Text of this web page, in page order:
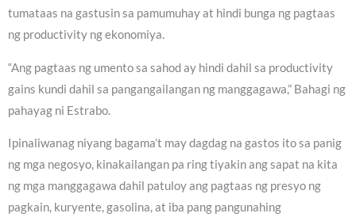
tumataas na gastusin sa pamumuhay at hindi bunga ng pagtaas
ng productivity ng ekonomiya.
“Ang pagtaas ng umento sa sahod ay hindi dahil sa productivity
gains kundi dahil sa pangangailangan ng manggagawa,” Bahagi ng
pahayag ni Estrabo.
Ipinaliwanag niyang bagama’t may dagdag na gastos ito sa panig
ng mga negosyo, kinakailangan pa ring tiyakin ang sapat na kita
ng mga manggagawa dahil patuloy ang pagtaas ng presyo ng
pagkain, kuryente, gasolina, at iba pang pangunahing